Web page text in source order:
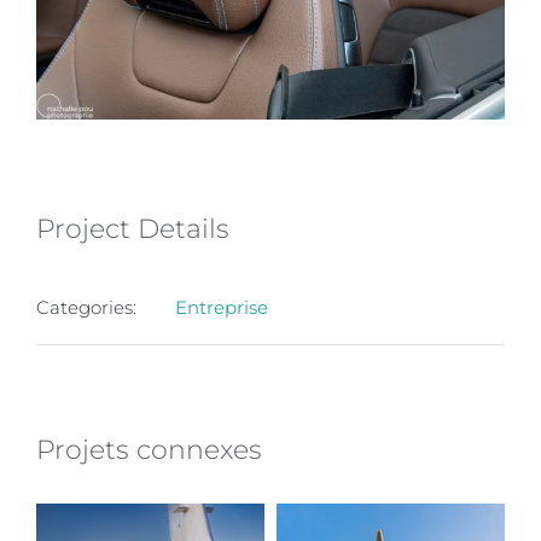
Project Details
Categories: Entreprise
Projets connexes